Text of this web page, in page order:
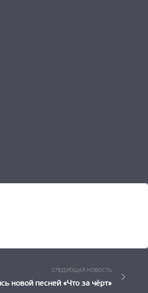
СЛЕДУЮЩАЯ НОВОСТЬ
Новость:
новой песней «Что за чёрт»